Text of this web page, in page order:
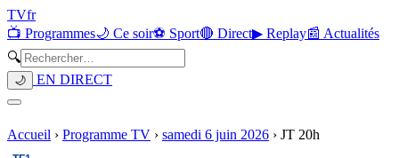
TVfr
📺 Programmes🌙 Ce soir⚽ Sport🔴 Direct▶ Replay📰 Actualités
🔍
🌙 EN DIRECT
Accueil › Programme TV › samedi 6 juin 2026 › JT 20h